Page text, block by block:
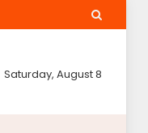
Saturday, August 8